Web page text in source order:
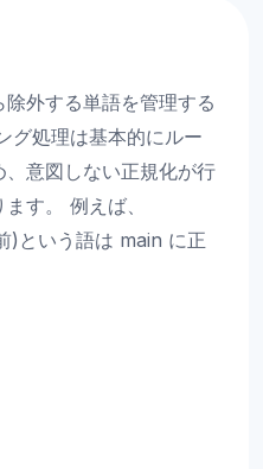
外する単語を管理する
グ処理は基本的にルー
意図しない正規化が行
す。 例えば、
)という語は main に正